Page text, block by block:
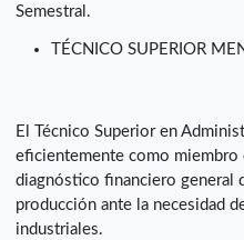
Semestral.
TÉCNICO SUPERIOR
El Técnico Superior en
eficientemente como miembro
diagnóstico financiero general
producción ante la necesidad
industriales.